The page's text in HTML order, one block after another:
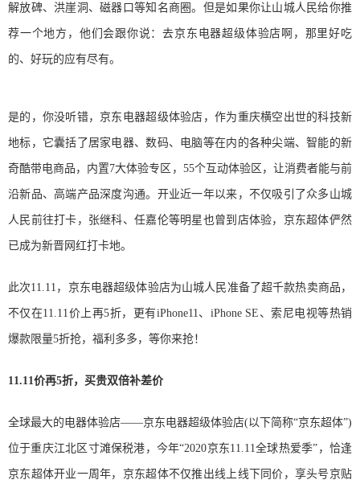
解放碑、洪崖洞、磁器口等知名商圈。但是如果你让山城人民给你推
荐一个地方，他们会跟你说：去京东电器超级体验店啊，那里好吃
的、好玩的应有尽有。
是的，你没听错，京东电器超级体验店，作为重庆横空出世的科技新
地标，它囊括了居家电器、数码、电脑等在内的各种尖端、智能的新
奇酷带电商品，内置7大体验专区，55个互动体验区，让消费者能与前
沿新品、高端产品深度沟通。开业近一年以来，不仅吸引了众多山城
人民前往打卡，张继科、任嘉伦等明星也曾到店体验，京东超体俨然
已成为新晋网红打卡地。
此次11.11，京东电器超级体验店为山城人民准备了超千款热卖商品，
不仅在11.11价上再5折，更有iPhone11、iPhone SE、索尼电视等热销
爆款限量5折抢，福利多多，等你来抢！
11.11价再5折，买贵双倍补差价
全球最大的电器体验店——京东电器超级体验店(以下简称“京东超体”)
位于重庆江北区寸滩保税港，今年“2020京东11.11全球热爱季”，恰逢
京东超体开业一周年，京东超体不仅推出线上线下同价，享头号京贴